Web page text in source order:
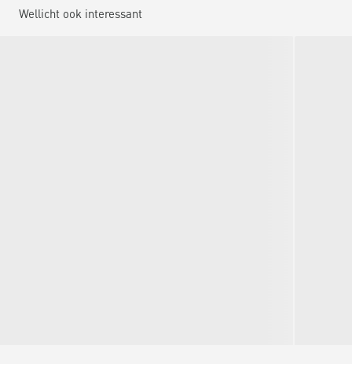
Wellicht ook interessant